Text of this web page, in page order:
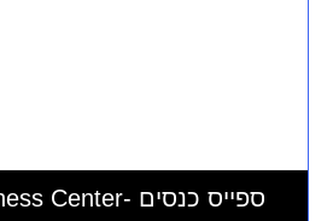
SPACE Business Center- ספייס כנסים